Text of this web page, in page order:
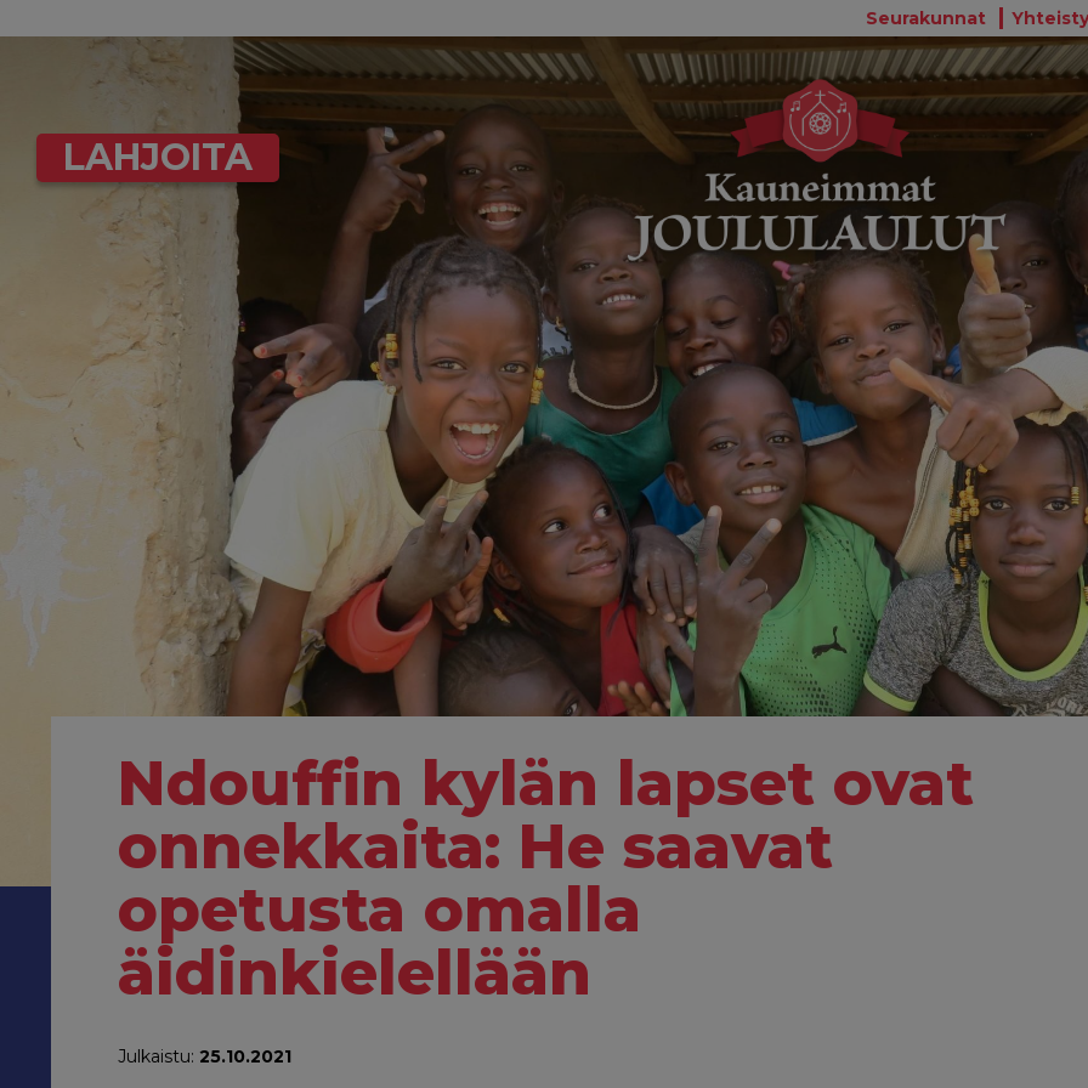
Seurakunnat
LAHJOITA
Ndouffin kylän lapset ovat
onnekkaita: He saavat
opetusta omalla
äidinkielellään
Julkaistu: 25.10.2021